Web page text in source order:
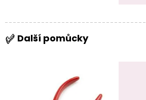
Další pomůcky